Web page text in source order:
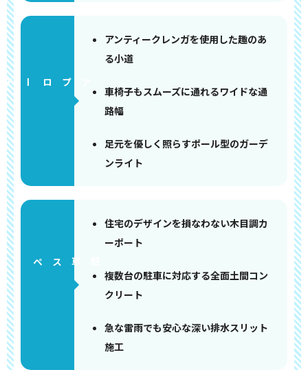
アプローチ
アンティークレンガを使用した趣のあ
る小道
車椅子もスムーズに通れるワイドな通
路幅
足元を優しく照らすポール型のガーデ
ンライト
住宅のデザインを損なわない木目調カ
ーポート
複数台の駐車に対応する全面土間コン
クリート
急な雷雨でも安心な深い排水スリット
施工